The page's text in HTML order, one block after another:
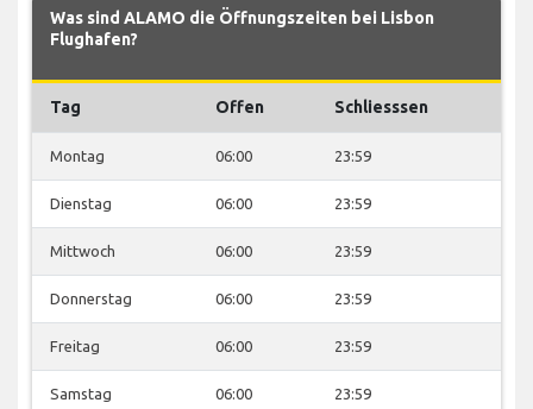
Was sind ALAMO die Öffnungszeiten bei Lisbon
Flughafen?
Tag Offen Schliesssen
Montag 06:00 23:59
Dienstag 06:00 23:59
Mittwoch 06:00 23:59
Donnerstag 06:00 23:59
Freitag 06:00 23:59
Samstag 06:00 23:59